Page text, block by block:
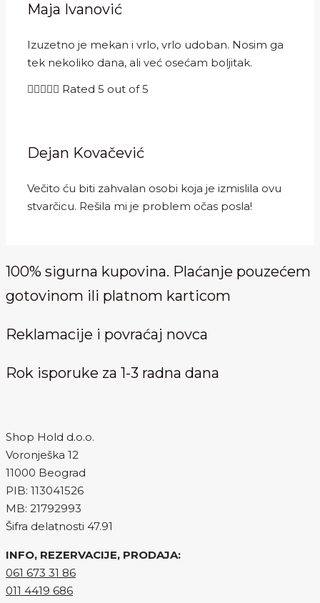
Maja Ivanović
Izuzetno je mekan i vrlo, vrlo udoban. Nosim ga
tek nekoliko dana, ali već osećam boljitak.
 Rated 5 out of 5
Dejan Kovačević
Večito ću biti zahvalan osobi koja je izmislila ovu
stvarčicu. Rešila mi je problem očas posla!
100% sigurna kupovina. Plaćanje pouzećem
gotovinom ili platnom karticom
Reklamacije i povraćaj novca
Rok isporuke za 1-3 radna dana
Shop Hold d.o.o.
Voronješka 12
11000 Beograd
PIB: 113041526
MB: 21792993
Šifra delatnosti 47.91
INFO, REZERVACIJE, PRODAJA:
061 673 31 86
011 4419 686